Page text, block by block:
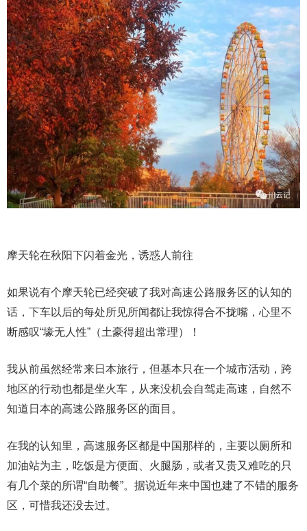
摩天轮在秋阳下闪着金光，诱惑人前往
如果说有个摩天轮已经突破了我对高速公路服务区的认知的
话，下车以后的每处所见所闻都让我惊得合不拢嘴，心里不
断感叹“壕无人性”（土豪得超出常理）！
我从前虽然经常来日本旅行，但基本只在一个城市活动，跨
地区的行动也都是坐火车，从来没机会自驾走高速，自然不
知道日本的高速公路服务区的面目。
在我的认知里，高速服务区都是中国那样的，主要以厕所和
加油站为主，吃饭是方便面、火腿肠，或者又贵又难吃的只
有几个菜的所谓“自助餐”。据说近年来中国也建了不错的服务
区，可惜我还没去过。